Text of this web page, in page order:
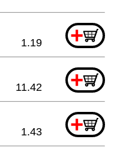
+
1.19
+
11.42
+
1.43